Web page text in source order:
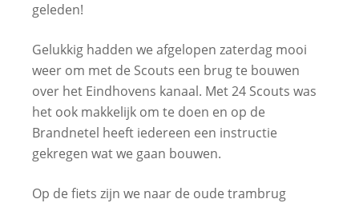
geleden!
Gelukkig hadden we afgelopen zaterdag mooi
weer om met de Scouts een brug te bouwen
over het Eindhovens kanaal. Met 24 Scouts was
het ook makkelijk om te doen en op de
Brandnetel heeft iedereen een instructie
gekregen wat we gaan bouwen.
Op de fiets zijn we naar de oude trambrug